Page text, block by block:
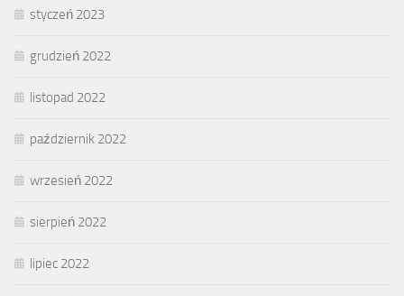
styczeń 2023
grudzień 2022
listopad 2022
październik 2022
wrzesień 2022
sierpień 2022
lipiec 2022